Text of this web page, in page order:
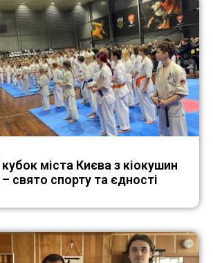
міста Києва з кіокушин
свято спорту та єдності